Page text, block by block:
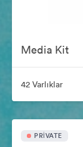
Media Kit
42 Varlıklar
PRIVATE